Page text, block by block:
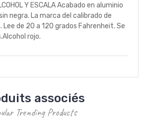
Y ESCALA Acabado en aluminio
negra. La marca del calibrado de
Lee de 20 a 120 grados Fahrenheit. Se
rojo.
associés
Trending Products